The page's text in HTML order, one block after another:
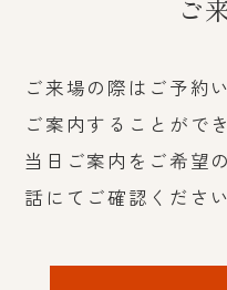
ご
ご来場の際はご予約
ご案内することがで
当日ご案内をご希望
話にてご確認ください